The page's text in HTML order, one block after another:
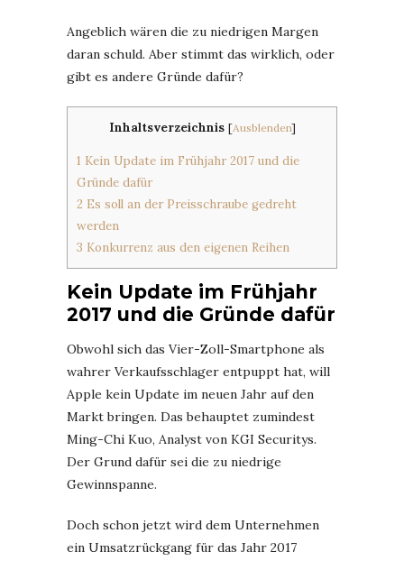
Angeblich wären die zu niedrigen Margen
daran schuld. Aber stimmt das wirklich, oder
gibt es andere Gründe dafür?
Inhaltsverzeichnis [Ausblenden]
1 Kein Update im Frühjahr 2017 und die
Gründe dafür
2 Es soll an der Preisschraube gedreht
werden
3 Konkurrenz aus den eigenen Reihen
Kein Update im Frühjahr
2017 und die Gründe dafür
Obwohl sich das Vier-Zoll-Smartphone als
wahrer Verkaufsschlager entpuppt hat, will
Apple kein Update im neuen Jahr auf den
Markt bringen. Das behauptet zumindest
Ming-Chi Kuo, Analyst von KGI Securitys.
Der Grund dafür sei die zu niedrige
Gewinnspanne.
Doch schon jetzt wird dem Unternehmen
ein Umsatzrückgang für das Jahr 2017